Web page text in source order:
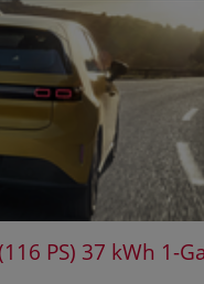
PS) 37 kWh 1-